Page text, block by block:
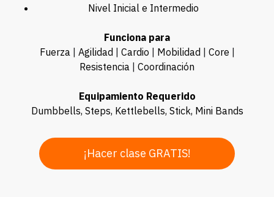
Nivel Inicial e Intermedio
Funciona para
Fuerza
Agilidad Cardio Mobilidad Core
Resistencia
Coordinación
Equipamiento Requerido
Dumbbells, Steps, Kettlebells, Stick, Mini Bands
¡Hacer clase GRATIS!